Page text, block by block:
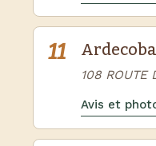
11
108 ROUTE
Avis et